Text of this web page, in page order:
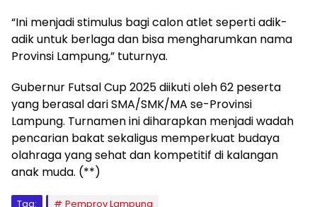
“Ini menjadi stimulus bagi calon atlet seperti adik-
adik untuk berlaga dan bisa mengharumkan nama
Provinsi Lampung,” tuturnya.
Gubernur Futsal Cup 2025 diikuti oleh 62 peserta
yang berasal dari SMA/SMK/MA se-Provinsi
Lampung. Turnamen ini diharapkan menjadi wadah
pencarian bakat sekaligus memperkuat budaya
olahraga yang sehat dan kompetitif di kalangan
anak muda. (**)
Tag: Pemprov Lampung